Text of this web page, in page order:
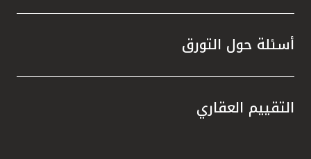
أسئلة حول التورق
التقييم العقاري